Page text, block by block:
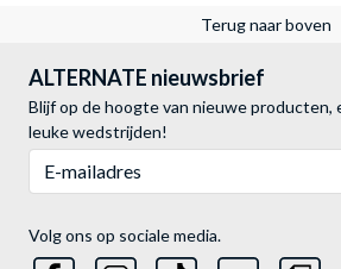
Terug naar boven
ALTERNATE nieuwsbrief
Blijf op de hoogte van nieuwe producten,
leuke wedstrijden!
Volg ons op sociale media.